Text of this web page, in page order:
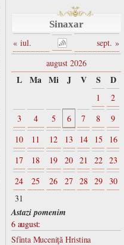
Sinaxar
« iul.
sept. »
august 2026
L Ma Mi J V S D
1
2
3
4 5 6 7 8
9
10
11 12 13 14 15
16
17
18 19 20 21 22
23
24
25 26 27 28 29
30
31
Astazi pomenim
6 august:
Sfînta Muceniţă Hristina